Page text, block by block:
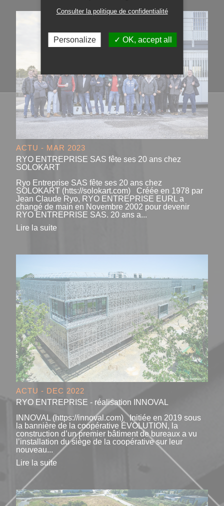
ACTU - MAR 2023
RYO ENTREPRISE SAS fête ses 20 ans chez
SOLOKART
Ryo Entreprise SAS fête ses 20 ans chez
SOLOKART (htts://solokart.com) Créée en 1978 par
Jean Claude Ryo, RYO ENTREPRISE EURL a
changé de main en Novembre 2002 pour devenir
RYO ENTREPRISE SAS. 20 ans a...
Lire la suite
ACTU - DEC 2022
RYO ENTREPRISE - réalisation INNOVAL
INNOVAL (https://innoval.com) Initiée en 2019 sous
la bannière de la coopérative ÉVOLUTION, la
construction d’un premier bâtiment de bureaux a vu
l’installation du siège de la coopérative sur leur
nouveau...
Lire la suite
Consulter la politique de confidentialité
Personalize OK, accept all